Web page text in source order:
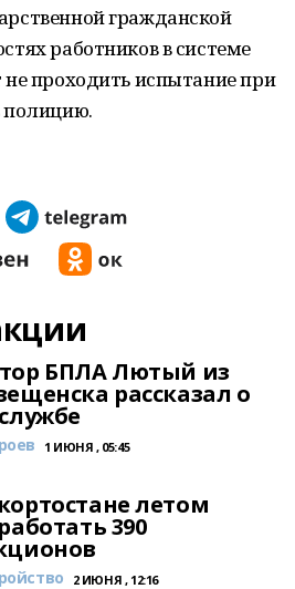
гражданской
работников в системе
проходить испытание при
полицию.
БПЛА Лютый из
рассказал о
1 ИЮНЯ , 05:45
летом
390
2 ИЮНЯ , 12:16